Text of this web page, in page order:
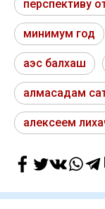
перспективу
минимум год
аэс балхаш
алмасадам
алексеем